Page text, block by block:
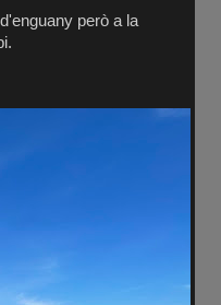
però a la